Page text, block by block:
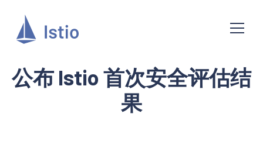
公布 Istio 首次安全评估结
果